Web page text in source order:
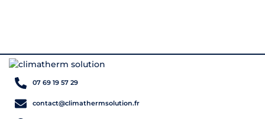
07 69 19 57 29
contact@climathermsolution.fr